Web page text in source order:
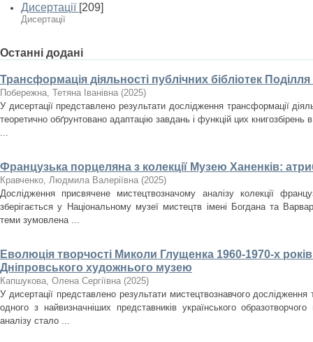
Дисертації [209]
Дисертації
Останні додані
Трансформація діяльності публічних бібліотек
Побережна, Тетяна Іванівна (2025)
У дисертації представлено результати дослідження трансформації
теоретично обґрунтовано адаптацію завдань і функцій цих книгозбірень
...
Французька порцеляна з колекції Музею Ханенків:
Кравченко, Людмила Валеріївна (2025)
Дослідження присвячене мистецтвозначому аналізу колекції
зберігається у Національному музеї мистецтв імені Богдана та
теми зумовлена ...
Еволюція творчості Миколи Глущенка 1960-1970-х
Дніпровського художнього музею
Капшукова, Олена Сергіївна (2025)
У дисертації представлено результати мистецтвознавчого
одного з найвизначніших представників українського
аналізу стало ...